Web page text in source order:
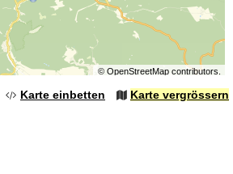
© OpenStreetMapcontributors.
Karte einbetten Karte vergrössern